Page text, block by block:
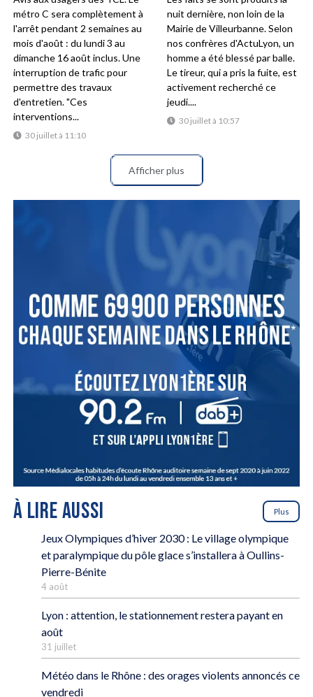
30 juillet à 11:10
métro C sera complètement à
l'arrêt pendant 2 semaines au
mois d'août : du lundi 3 au
dimanche 16 août inclus. Une
interruption de trafic pour
permettre des travaux
d'entretien. "Ces
interventions...
30 juillet à 10:57
nuit dernière, non loin de la
Mairie de Villeurbanne. Selon
nos confrères d'ActuLyon, un
homme a été blessé par balle.
Le tireur, qui a pris la fuite, est
activement recherché ce
jeudi....
Afficher plus
À LIRE AUSSI Plus
Jeux Olympiques d’hiver 2030 : Le village olympique
et paralympique du pôle glace s’installera à Oullins-
Pierre-Bénite
4 août
Lyon : attention, le stationnement restera payant en
août
31 juillet
Météo dans le Rhône : des orages violents annoncés ce
vendredi